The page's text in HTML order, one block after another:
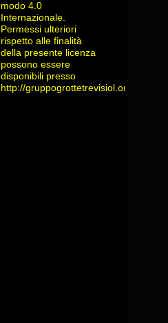
modo 4.0
Internazionale.
Permessi ulteriori
rispetto alle finalità
della presente licenza
possono essere
disponibili presso
http://gruppogrottetrevisiol.org/contatti/